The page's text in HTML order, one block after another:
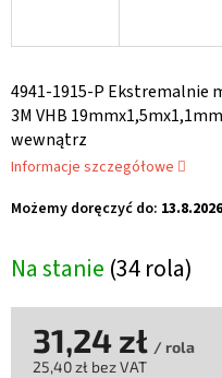
Na stanie (34 rola)
Możemy doręczyć do: 13.8.2026
4941-1915-P Ekstremalnie
3M VHB
wewnątrz
Informacje szczegółowe
31,24 zł / rola
25,40 zł bez VAT